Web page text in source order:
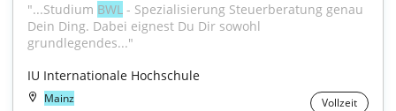
"...Studium BWL - Spezialisierung Steuerberatung genau
Dein Ding. Dabei eignest Du Dir sowohl
grundlegendes..."
IU Internationale Hochschule
Mainz
Vollzeit